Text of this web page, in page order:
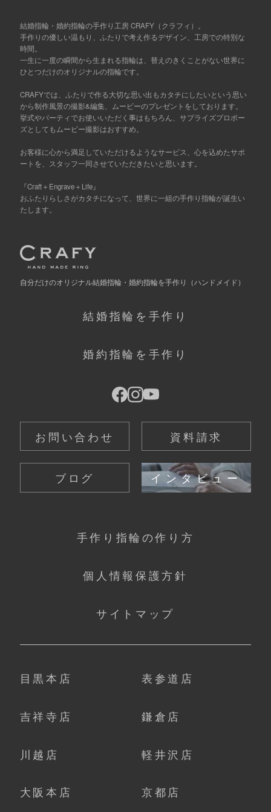
結婚指輪・婚約指輪の手作り工房 CRAFY（クラフィ）。
手作りの優しい温もり、ふたりで考え作るデザイン、工房での特別な
時間。
一生に一度の瞬間から生まれる指輪は、替えのきくことがない世界に
ひとつだけのオリジナルの指輪です。
CRAFYでは、ふたりで作る大切な思い出もカタチにしたいという思い
から制作風景の撮影&編集、ムービーのプレゼントをしております。
挙式やパーティでお使いいただく事はもちろん、サプライズプロポー
ズとしてもムービー撮影はおすすめ。
お客様に心から満足していただけるようなサービス、心を込めたサポ
ートを、スタッフ一同させていただきたいと思います。
『Craft＋Engrave＋Life』
おふたりらしさがカタチになって、世界に一組の手作り指輪が誕生い
たします。
自分だけのオリジナル結婚指輪・婚約指輪を手作り （ハンドメイド）
結婚指輪を手作り
婚約指輪を手作り
お問い合わせ 資料請求
ブログ インタビュー
手作り指輪の作り方
個人情報保護方針
サイトマップ
目黒本店 表参道店
吉祥寺店 鎌倉店
川越店 軽井沢店
大阪本店 京都店